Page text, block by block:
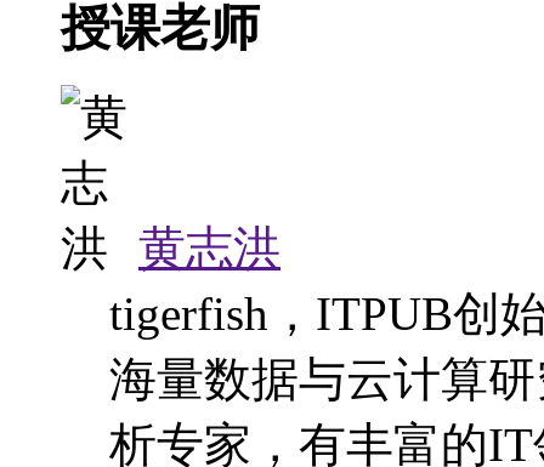
授课老师
黄志洪
tigerfish，ITPUB创
海量数据与云计算
析专家，有丰富的